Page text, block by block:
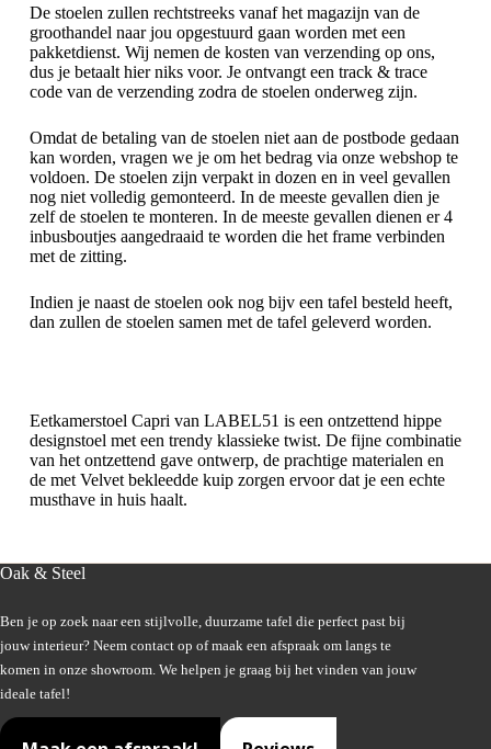
De stoelen zullen rechtstreeks vanaf het magazijn van de
groothandel naar jou opgestuurd gaan worden met een
pakketdienst. Wij nemen de kosten van verzending op ons,
dus je betaalt hier niks voor. Je ontvangt een track & trace
code van de verzending zodra de stoelen onderweg zijn.
Omdat de betaling van de stoelen niet aan de postbode gedaan
kan worden, vragen we je om het bedrag via onze webshop te
voldoen. De stoelen zijn verpakt in dozen en in veel gevallen
nog niet volledig gemonteerd. In de meeste gevallen dien je
zelf de stoelen te monteren. In de meeste gevallen dienen er 4
inbusboutjes aangedraaid te worden die het frame verbinden
met de zitting.
Indien je naast de stoelen ook nog bijv een tafel besteld heeft,
dan zullen de stoelen samen met de tafel geleverd worden.
Eetkamerstoel Capri van LABEL51 is een ontzettend hippe
designstoel met een trendy klassieke twist. De fijne combinatie
van het ontzettend gave ontwerp, de prachtige materialen en
de met Velvet bekleedde kuip zorgen ervoor dat je een echte
musthave in huis haalt.
Oak & Steel
Ben je op zoek naar een stijlvolle, duurzame tafel die perfect past bij
jouw interieur? Neem contact op of maak een afspraak om langs te
komen in onze showroom. We helpen je graag bij het vinden van jouw
ideale tafel!